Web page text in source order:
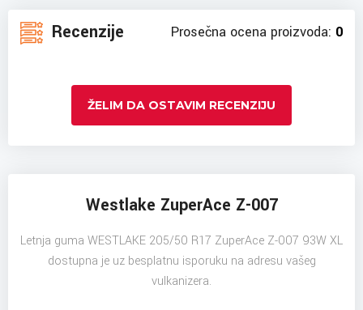
Recenzije Prosečna ocena proizvoda: 0
ŽELIM DA OSTAVIM RECENZIJU
Westlake ZuperAce Z-007
Letnja guma WESTLAKE 205/50 R17 ZuperAce Z-007 93W XL
dostupna je uz besplatnu isporuku na adresu vašeg
vulkanizera.